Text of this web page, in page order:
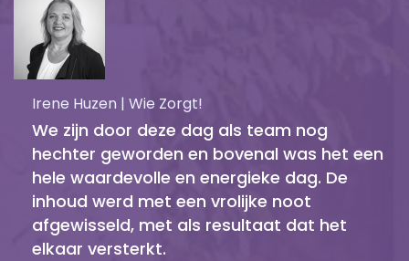
Irene Huzen | Wie Zorgt!
We zijn door deze dag als team nog
hechter geworden en bovenal was het een
hele waardevolle en energieke dag. De
inhoud werd met een vrolijke noot
afgewisseld, met als resultaat dat het
elkaar versterkt.